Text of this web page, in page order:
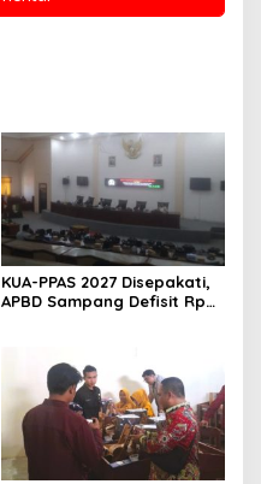
KUA-PPAS 2027 Disepakati,
APBD Sampang Defisit Rp